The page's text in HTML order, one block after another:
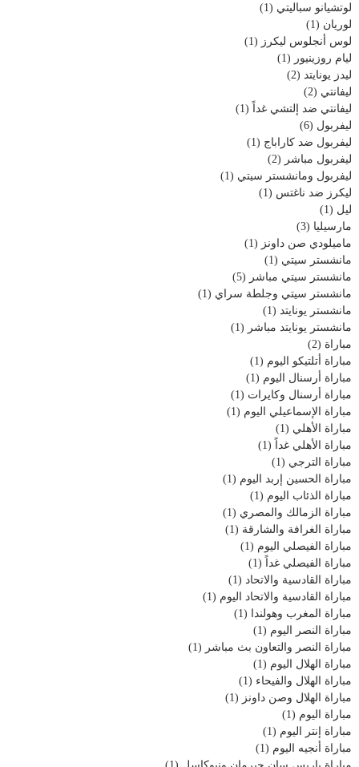
لوتشيانو سباليتي (1)
لوريان (1)
لوس أنجلوس ليكرز (1)
ليام روزينيور (1)
ليدز يونايتد (2)
ليفانتي (2)
ليفانتي ضد إلتشي غداً (1)
ليفربول (6)
ليفربول ضد كاراباج (1)
ليفربول مباشر (2)
ليفربول ومانشستر سيتي (1)
ليكرز ضد ناغتس (1)
ليل (1)
مارسيليا (3)
ماميلودي صن داونز (1)
مانشستر سيتي (1)
مانشستر سيتي مباشر (5)
مانشستر سيتي وجلطة سراي (1)
مانشستر يونايتد (1)
مانشستر يونايتد مباشر (1)
مباراة (2)
مباراة أتلتيكو اليوم (1)
مباراة أرسنال اليوم (1)
مباراة أرسنال وكايرات (1)
مباراة الإسماعيلي اليوم (1)
مباراة الأهلي (1)
مباراة الأهلي غداً (1)
مباراة الترجي (1)
مباراة الحسين إربد اليوم (1)
مباراة الذئاب اليوم (1)
مباراة الزمالك والمصري (1)
مباراة الغرافة والشارقة (1)
مباراة الفيصلي اليوم (1)
مباراة الفيصلي غداً (1)
مباراة القادسية والاتحاد (1)
مباراة القادسية والاتحاد اليوم (1)
مباراة المغرب وهولندا (1)
مباراة النصر اليوم (1)
مباراة النصر والتعاون بث مباشر (1)
مباراة الهلال اليوم (1)
مباراة الهلال والفيحاء (1)
مباراة الهلال وصن داونز (1)
مباراة اليوم (1)
مباراة إنتر اليوم (1)
مباراة أنجيه اليوم (1)